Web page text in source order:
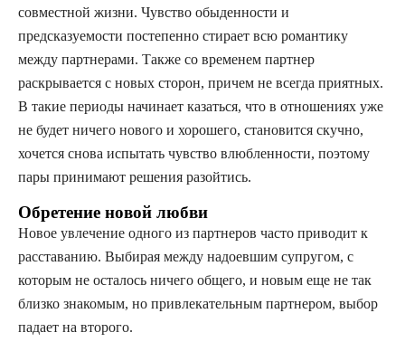
совместной жизни. Чувство обыденности и
предсказуемости постепенно стирает всю романтику
между партнерами. Также со временем партнер
раскрывается с новых сторон, причем не всегда приятных.
В такие периоды начинает казаться, что в отношениях уже
не будет ничего нового и хорошего, становится скучно,
хочется снова испытать чувство влюбленности, поэтому
пары принимают решения разойтись.
Обретение новой любви
Новое увлечение одного из партнеров часто приводит к
расставанию. Выбирая между надоевшим супругом, с
которым не осталось ничего общего, и новым еще не так
близко знакомым, но привлекательным партнером, выбор
падает на второго.